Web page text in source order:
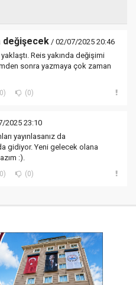
değişecek / 02/07/2025 20:46
Reis yakında değişimi
sonra yazmaya çok zaman
(0)
2025 23:10
yayınlasanız da
gidiyor. Yeni gelecek olana
:).
(0)